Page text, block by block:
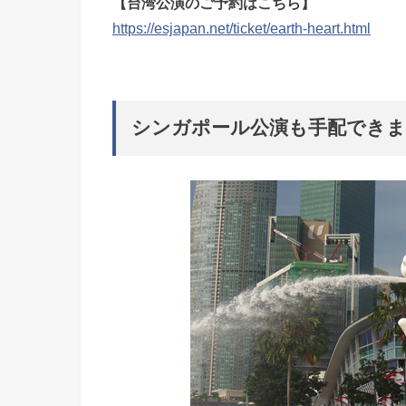
https://esjapan.net/ticket/earth-heart.html
シンガポール公演も手配でき